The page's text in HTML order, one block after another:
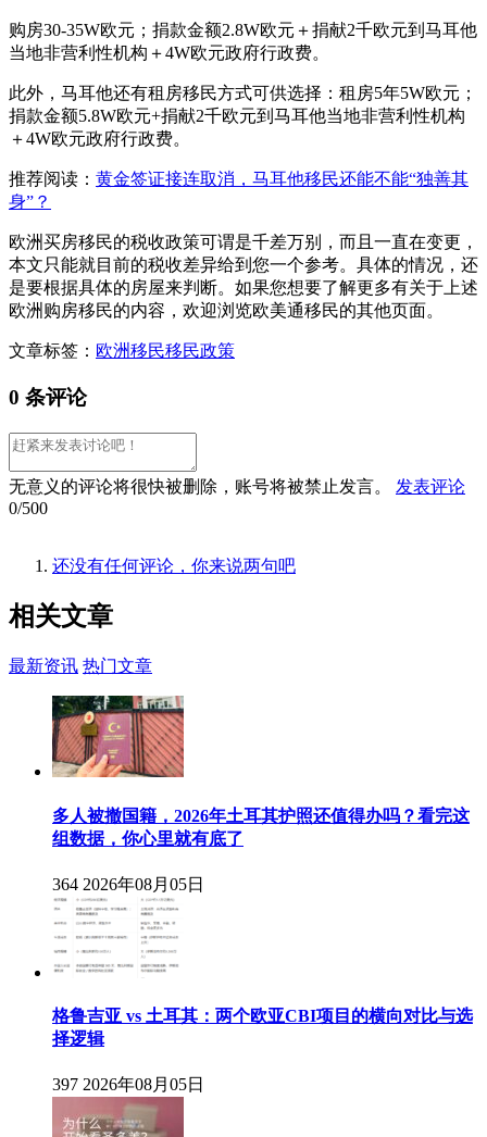
购房30-35W欧元；捐款金额2.8W欧元＋捐献2千欧元到马耳他
当地非营利性机构＋4W欧元政府行政费。
此外，马耳他还有租房移民方式可供选择：租房5年5W欧元；
捐款金额5.8W欧元+捐献2千欧元到马耳他当地非营利性机构
＋4W欧元政府行政费。
推荐阅读： 黄金签证接连取消，马耳他移民还能不能“独善其
身”？
欧洲买房移民的税收政策可谓是千差万别，而且一直在变更，
本文只能就目前的税收差异给到您一个参考。具体的情况，还
是要根据具体的房屋来判断。如果您想要了解更多有关于上述
欧洲购房移民的内容，欢迎浏览欧美通移民的其他页面。
文章标签： 欧洲移民移民政策
0 条评论
无意义的评论将很快被删除，账号将被禁止发言。
发表评论
0/500
还没有任何评论，你来说两句吧
相关文章
最新资讯 热门文章
多人被撤国籍，2026年土耳其护照还值得办吗？看完这
组数据，你心里就有底了
364 2026年08月05日
格鲁吉亚 vs 土耳其：两个欧亚CBI项目的横向对比与选
择逻辑
397 2026年08月05日